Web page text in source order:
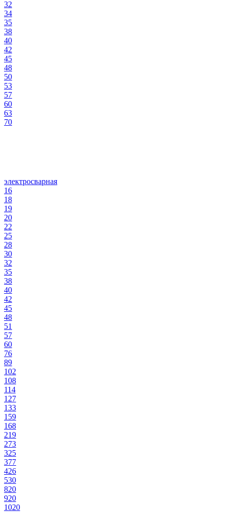
32
34
35
38
40
42
45
48
50
53
57
60
63
70
электросварная
16
18
19
20
22
25
28
30
32
35
38
40
42
45
48
51
57
60
76
89
102
108
114
127
133
159
168
219
273
325
377
426
530
820
920
1020